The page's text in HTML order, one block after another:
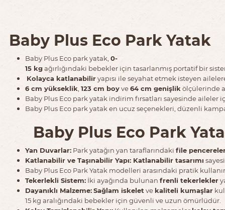
Baby Plus Eco Park Yatak
Baby Plus Eco park yatak, 0-
15 kgağırlığındaki bebekler için tasarlanmış portatif bir
Kolayca katlanabiliryapısı ile seyahat etmek isteyen
6 cm yükseklik 123 cm boyve64 cm genişlik ölçülerinde
Baby Plus Eco park yatak indirim fırsatları sayesinde
Baby Plus Eco park yatak en ucuz seçenekleri, düzenli
Baby Plus Eco Park
Yan Duvarlar: Park yatağın yan taraflarındaki file
Katlanabilir ve Taşınabilir Yapı: Katlanabilir tasarımı
Baby Plus Eco Park Yatak modelleri arasındaki pratik
Tekerlekli Sistem: İki ayağında bulunan frenli tekerlekler
Dayanıklı Malzeme:Sağlam iskelet ve kaliteli kumaşlar
15 kg aralığındaki bebekler için güvenli ve uzun ömürlüdür.